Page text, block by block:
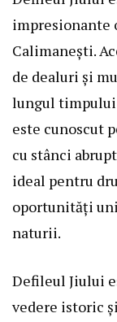
impresionante
Calimanești.
de dealuri și
lungul timpului
este cunoscut
cu stânci
ideal pentru
oportunități
naturii.
Defileul Jiului
vedere istoric